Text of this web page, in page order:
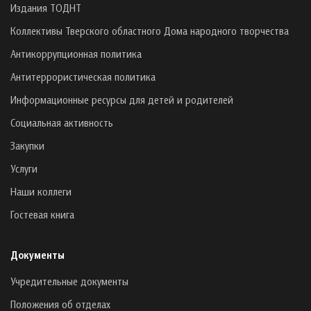
Издания ТОДНТ
Коллективы Тверского областного Дома народного творчества
Антикоррупционная политика
Антитеррористическая политика
Информационные ресурсы для детей и родителей
Социальная активность
Закупки
Услуги
Наши коллеги
Гостевая книга
Документы
Учредительные документы
Положения об отделах